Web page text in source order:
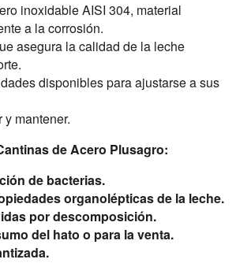
inoxidable AISI 304, material
a la corrosión.
asegura la calidad de la leche
disponibles para ajustarse a sus
mantener.
de Acero Plusagro:
de bacterias.
organolépticas de la leche.
por descomposición.
del hato o para la venta.